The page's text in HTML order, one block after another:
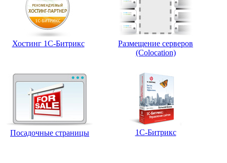
Хостинг 1С-Битрикс
Размещение серверов
(Colocation)
Посадочные страницы 1С-Битрикс